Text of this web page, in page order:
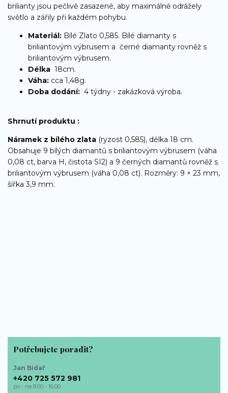
brilianty jsou pečlivě zasazené, aby maximálně odrážely
světlo a zářily při každém pohybu.
Materiál: Bílé Zlato 0,585. Bílé diamanty s
briliantovým výbrusem a černé diamanty rovněž s
briliantovým výbrusem.
Délka 18cm.
Váha: cca 1,48g.
Doba dodání: 4 týdny - zakázková výroba.
Shrnutí produktu :
Náramek z bílého zlata (ryzost 0,585), délka 18 cm.
Obsahuje 9 bílých diamantů s briliantovým výbrusem (váha
0,08 ct, barva H, čistota SI2) a 9 černých diamantů rovněž s
briliantovým výbrusem (váha 0,08 ct). Rozměry: 9 × 23 mm,
šířka 3,9 mm.
Potřebujete poradit?
Jan Bidař
+420 725 572 981
po - ne 8:00 - 16:00